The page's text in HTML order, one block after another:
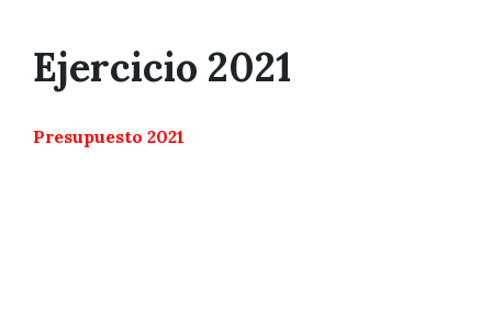
Ejercicio 2021
Presupuesto 2021